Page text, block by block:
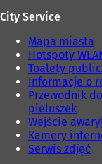
City Service
Mapa miasta
Hotspoty
Toalety
Informacje o
Przewodnik
pieluszek
Wejście
Kamery
Serwis zdjęć